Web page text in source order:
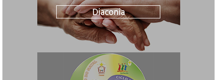
Diaconia